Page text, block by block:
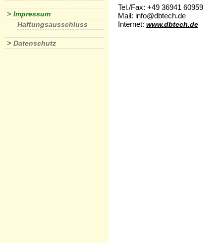
> Impressum
Haftungsausschluss
> Datenschutz
Tel./Fax: +49 36941 60959
Mail: info@dbtech.de
Internet: www.dbtech.de